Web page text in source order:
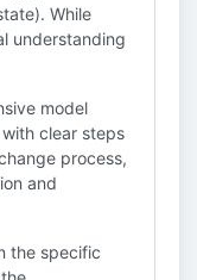
While
understanding
model
clear steps
process,
and
the specific